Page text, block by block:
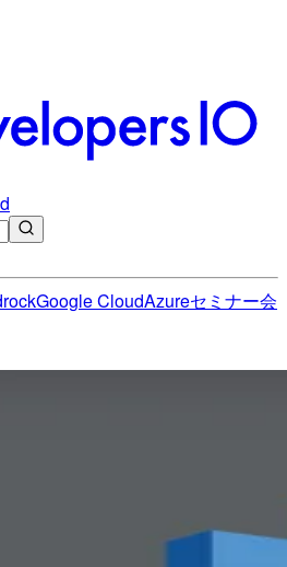
Google CloudAzureセミナー会